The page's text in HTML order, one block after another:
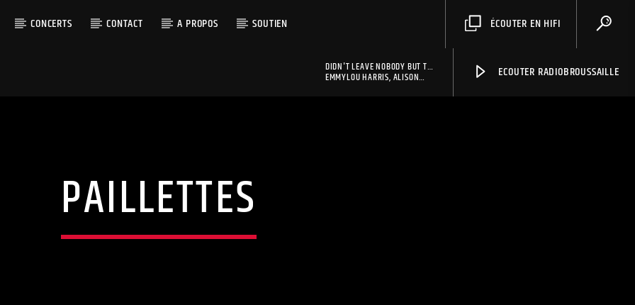
CONCERTS CONTACT A PROPOS SOUTIEN ÉCOUTER EN HIFI
ECOUTER RADIOBROUSSAILLE
DIDN'T LEAVE NOBODY BUT THE
BABY
EMMYLOU HARRIS, ALISON
PAILLETTES